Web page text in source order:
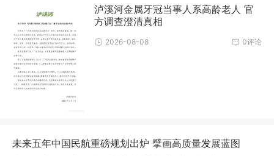
泸溪河金属牙冠当事人系高龄老人 官
方调查澄清真相
0评论
2026-08-08
未来五年中国民航重磅规划出炉 擘画高质量发展蓝图